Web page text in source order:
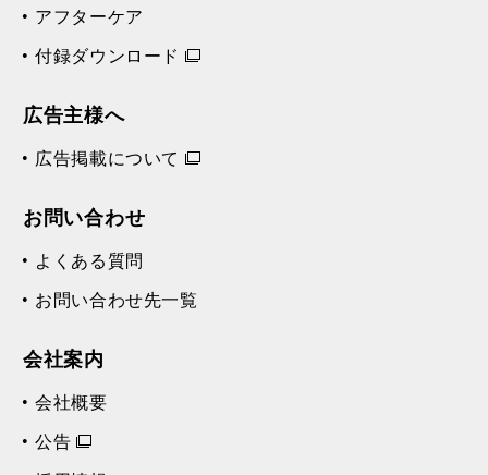
アフターケア
付録ダウンロード
広告主様へ
広告掲載について
お問い合わせ
よくある質問
お問い合わせ先一覧
会社案内
会社概要
公告